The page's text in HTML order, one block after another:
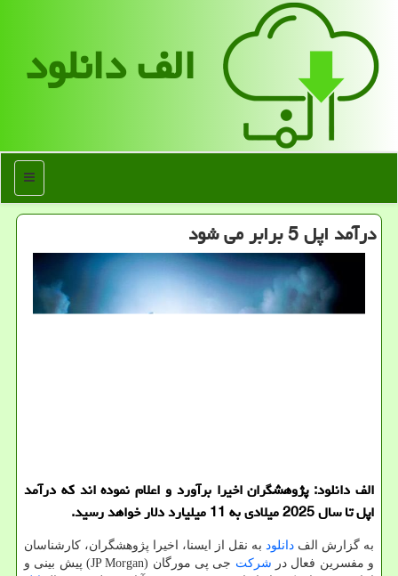
الف دانلود
منو
درآمد اپل 5 برابر می شود
الف دانلود: پژوهشگران اخیرا برآورد و اعلام نموده اند كه درآمد
اپل تا سال 2025 میلادی به 11 میلیارد دلار خواهد رسید.
به گزارش الف دانلود به نقل از ایسنا، اخیرا پژوهشگران، كارشناسان
و مفسرین فعال در شركت
جی پی مورگان (JP Morgan) پیش بینی و